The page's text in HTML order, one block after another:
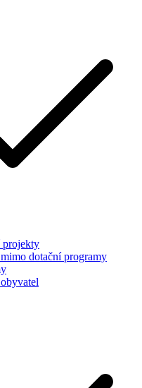
projekty
dotační programy